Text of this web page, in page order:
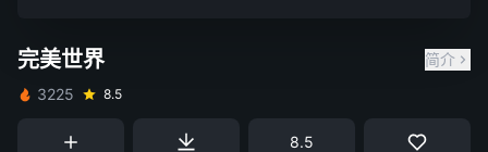
完美世界
简介
3225
8.5
8.5